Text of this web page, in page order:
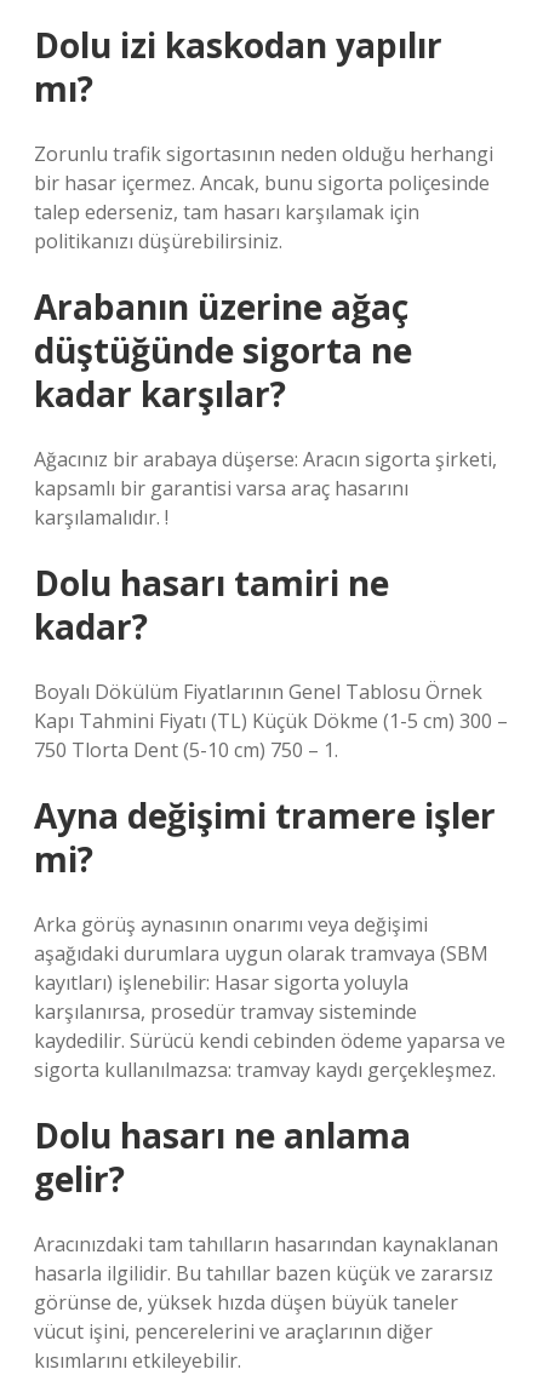
Dolu izi kaskodan yapılır
mı?
Zorunlu trafik sigortasının neden olduğu herhangi
bir hasar içermez. Ancak, bunu sigorta poliçesinde
talep ederseniz, tam hasarı karşılamak için
politikanızı düşürebilirsiniz.
Arabanın üzerine ağaç
düştüğünde sigorta ne
kadar karşılar?
Ağacınız bir arabaya düşerse: Aracın sigorta şirketi,
kapsamlı bir garantisi varsa araç hasarını
karşılamalıdır. !
Dolu hasarı tamiri ne
kadar?
Boyalı Dökülüm Fiyatlarının Genel Tablosu Örnek
Kapı Tahmini Fiyatı (TL) Küçük Dökme (1-5 cm) 300 –
750 Tlorta Dent (5-10 cm) 750 – 1.
Ayna değişimi tramere işler
mi?
Arka görüş aynasının onarımı veya değişimi
aşağıdaki durumlara uygun olarak tramvaya (SBM
kayıtları) işlenebilir: Hasar sigorta yoluyla
karşılanırsa, prosedür tramvay sisteminde
kaydedilir. Sürücü kendi cebinden ödeme yaparsa ve
sigorta kullanılmazsa: tramvay kaydı gerçekleşmez.
Dolu hasarı ne anlama
gelir?
Aracınızdaki tam tahılların hasarından kaynaklanan
hasarla ilgilidir. Bu tahıllar bazen küçük ve zararsız
görünse de, yüksek hızda düşen büyük taneler
vücut işini, pencerelerini ve araçlarının diğer
kısımlarını etkileyebilir.